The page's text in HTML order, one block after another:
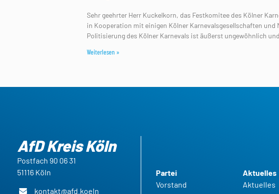
Sehr geehrter Herr Kuckelkorn, das Festkomitee des Kölner
in Kooperation mit einigen Kölner Karnevalsgesellschaften und
Politisierung des Kölner Karnevals ist äußerst ungewöhnlich
Weiterlesen »
AfD Kreis Köln
Postfach 90 06 31
51116 Köln
kontakt@afd.koeln
Partei
Vorstand
Aktuelles
Aktuelles